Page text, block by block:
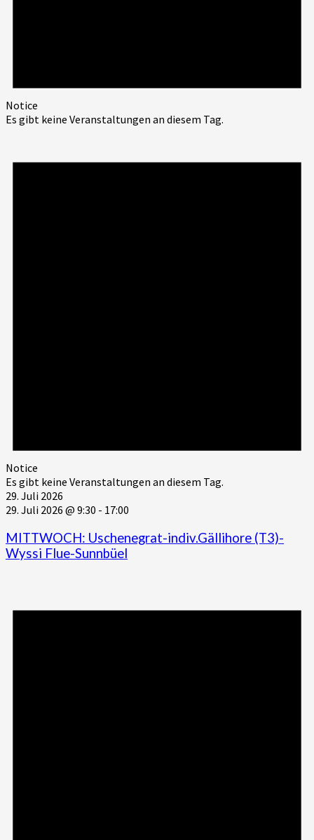
Notice
Es gibt keine Veranstaltungen an diesem Tag.
Notice
Es gibt keine Veranstaltungen an diesem Tag.
29. Juli 2026
29. Juli 2026 @ 9:30 - 17:00
MITTWOCH: Uschenegrat-indiv.Gällihore (T3)-
Wyssi Flue-Sunnbüel